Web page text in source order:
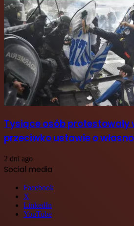
Tysiące osób protestowały
przeciwko ustawie o
2 dni ago
Social media
Facebook
X
LinkedIn
YouTube